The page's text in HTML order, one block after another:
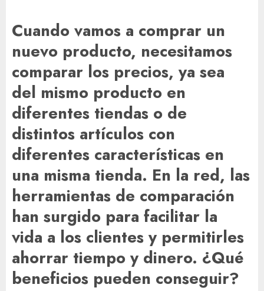
Cuando vamos a comprar un
nuevo producto, necesitamos
comparar los precios, ya sea
del mismo producto en
diferentes tiendas o de
distintos artículos con
diferentes características en
una misma tienda. En la red, las
herramientas de comparación
han surgido para facilitar la
vida a los clientes y permitirles
ahorrar tiempo y dinero. ¿Qué
beneficios pueden conseguir?